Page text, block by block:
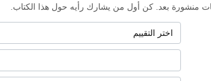
منشورة بعد. كن أول من يشارك رأيه حول هذا الكتاب.